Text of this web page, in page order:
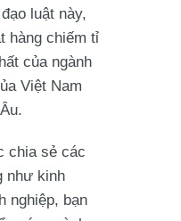
luật này,
hàng chiếm tỉ
của ngành
Việt Nam
chia sẻ các
như kinh
nghiệp, bạn